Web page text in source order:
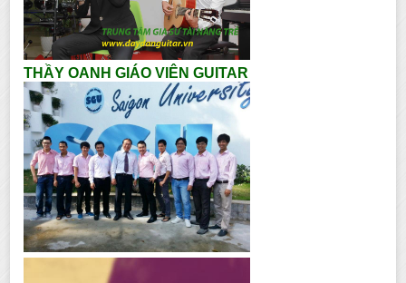
THẦY OANH GIÁO VIÊN GUITAR